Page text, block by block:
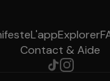
L'appExplorer
Contact & Aide